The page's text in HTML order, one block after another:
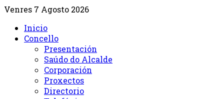
Venres 7 Agosto 2026
Inicio
Concello
Presentación
Saúdo do Alcalde
Corporación
Proxectos
Directorio